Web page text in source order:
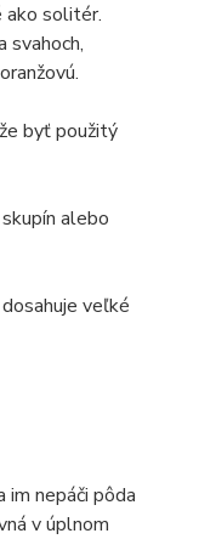
ako solitér.
svahoch,
byť použitý
alebo
veľké
im nepáči pôda
v úplnom